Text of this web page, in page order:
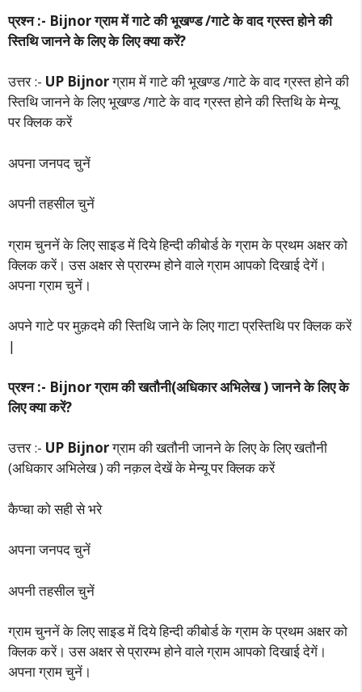
प्रश्न :- Bijnor ग्राम में गाटे की भूखण्ड /गाटे के वाद ग्रस्त होने की
स्तिथि जानने के लिए के लिए क्या करें?
उत्तर :- UP Bijnorग्राम में गाटे की भूखण्ड /गाटे के वाद ग्रस्त होने की
स्तिथि जानने के लिए भूखण्ड /गाटे के वाद ग्रस्त होने की स्तिथि के मेन्यू
पर क्लिक करें
अपना जनपद चुनें
अपनी तहसील चुनें
ग्राम चुननें के लिए साइड में दिये हिन्दी कीबोर्ड के ग्राम के प्रथम अक्षर को
क्लिक करें। उस अक्षर से प्रारम्भ होने वाले ग्राम आपको दिखाई देगें।
अपना ग्राम चुनें।
अपने गाटे पर मुक़दमे की स्तिथि जाने के लिए गाटा प्रस्तिथि पर क्लिक करें
|
प्रश्न :- Bijnor ग्राम की खतौनी(अधिकार अभिलेख ) जानने के लिए के
लिए क्या करें?
उत्तर :- UP Bijnorग्राम की खतौनी जानने के लिए के लिए खतौनी
(अधिकार अभिलेख ) की नक़ल देखें के मेन्यू पर क्लिक करें
कैप्चा को सही से भरे
अपना जनपद चुनें
अपनी तहसील चुनें
ग्राम चुननें के लिए साइड में दिये हिन्दी कीबोर्ड के ग्राम के प्रथम अक्षर को
क्लिक करें। उस अक्षर से प्रारम्भ होने वाले ग्राम आपको दिखाई देगें।
अपना ग्राम चुनें।